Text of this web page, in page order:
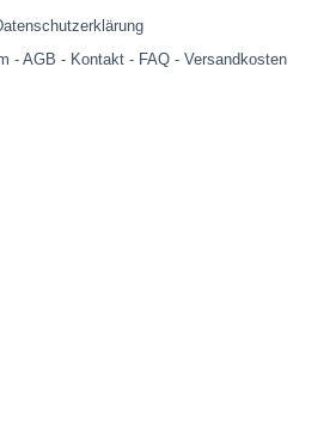
- AGB - Kontakt- FAQ- Versandkosten